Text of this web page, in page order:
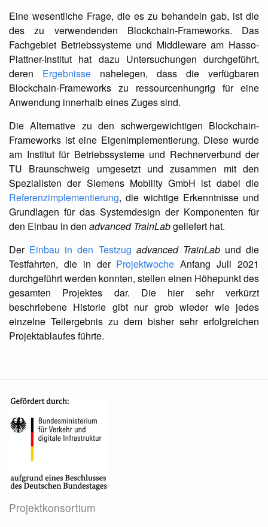
Eine wesentliche Frage, die es zu behandeln gab, ist die
des zu verwendenden Blockchain-Frameworks. Das
Fachgebiet Betriebssysteme und Middleware am Hasso-
Plattner-Institut hat dazu Untersuchungen durchgeführt,
deren Ergebnisse nahelegen, dass die verfügbaren
Blockchain-Frameworks zu ressourcenhungrig für eine
Anwendung innerhalb eines Zuges sind.
Die Alternative zu den schwergewichtigen Blockchain-
Frameworks ist eine Eigenimplementierung. Diese wurde
am Institut für Betriebssysteme und Rechnerverbund der
TU Braunschweig umgesetzt und zusammen mit den
Spezialisten der Siemens Mobility GmbH ist dabei die
Referenzimplementierung, die wichtige Erkenntnisse und
Grundlagen für das Systemdesign der Komponenten für
den Einbau in den advanced TrainLabgeliefert hat.
Der Einbau in den Testzug advanced TrainLabund die
Testfahrten, die in der Projektwoche Anfang Juli 2021
durchgeführt werden konnten, stellen einen Höhepunkt des
gesamten Projektes dar. Die hier sehr verkürzt
beschriebene Historie gibt nur grob wieder wie jedes
einzelne Teilergebnis zu dem bisher sehr erfolgreichen
Projektablaufes führte.
Projektkonsortium